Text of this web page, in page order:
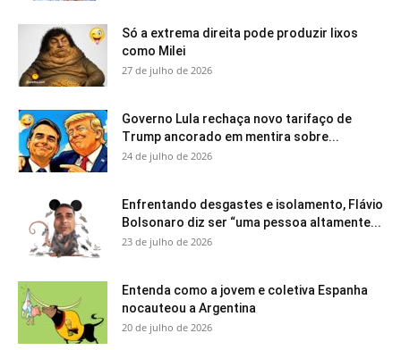
Só a extrema direita pode produzir lixos
como Milei
27 de julho de 2026
Governo Lula rechaça novo tarifaço de
Trump ancorado em mentira sobre...
24 de julho de 2026
Enfrentando desgastes e isolamento, Flávio
Bolsonaro diz ser “uma pessoa altamente...
23 de julho de 2026
Entenda como a jovem e coletiva Espanha
nocauteou a Argentina
20 de julho de 2026